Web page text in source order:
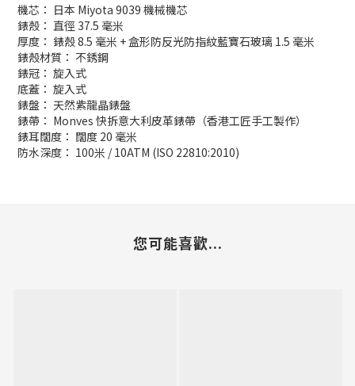
機芯： 日本 Miyota 9039 機械機芯
錶殼： 直徑 37.5 毫米
厚度： 錶殼 8.5 毫米 + 盒形防反光防指紋藍寶石玻璃 1.5 毫米
錶殼材質： 不銹鋼
錶冠： 旋入式
底蓋： 旋入式
錶盤： 天然紫龍晶錶盤
錶帶： Monves 快拆意大利皮革錶帶（香港工匠手工製作）
錶耳闊度： 闊度 20 毫米
防水深度： 100米 / 10ATM (ISO 22810:2010)
您可能喜歡...